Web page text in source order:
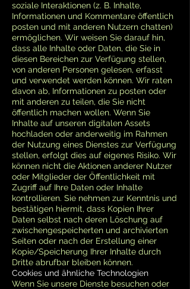
soziale Interaktionen (z. B. Inhalte,
Informationen und Kommentare öffentlich
posten und mit anderen Nutzern chatten)
ermöglichen. Wir weisen Sie darauf hin,
dass alle Inhalte oder Daten, die Sie in
diesen Bereichen zur Verfügung stellen,
von anderen Personen gelesen, erfasst
und verwendet werden können. Wir raten
davon ab, Informationen zu posten oder
mit anderen zu teilen, die Sie nicht
öffentlich machen wollen. Wenn Sie
Inhalte auf unseren digitalen Assets
hochladen oder anderweitig im Rahmen
der Nutzung eines Dienstes zur Verfügung
stellen, erfolgt dies auf eigenes Risiko. Wir
können nicht die Aktionen anderer Nutzer
oder Mitglieder der Öffentlichkeit mit
Zugriff auf Ihre Daten oder Inhalte
kontrollieren. Sie nehmen zur Kenntnis und
bestätigen hiermit, dass Kopien Ihrer
Daten selbst nach deren Löschung auf
zwischengespeicherten und archivierten
Seiten oder nach der Erstellung einer
Kopie/Speicherung Ihrer Inhalte durch
Dritte abrufbar bleiben können.
Cookies und ähnliche Technologien
Wenn Sie unsere Dienste besuchen oder